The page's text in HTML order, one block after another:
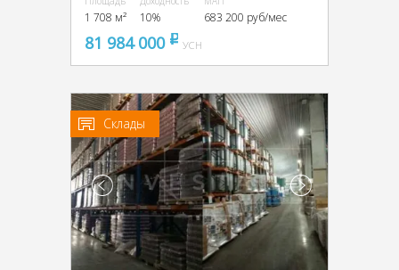
1 708 м² 10% 683 200 руб/мес
81 984 000 pуб
УСН
Склады